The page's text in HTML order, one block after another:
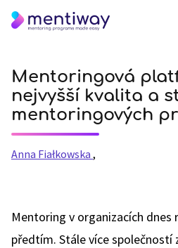
Mentoringová
nejvyšší kvalita a
mentoringových
Anna Fiałkowska ,
Mentoring v organizacích
předtím. Stále více